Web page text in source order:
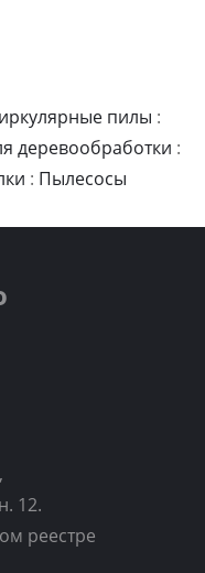
пилы :
деревообработки :
: Пылесосы
12.
реестре